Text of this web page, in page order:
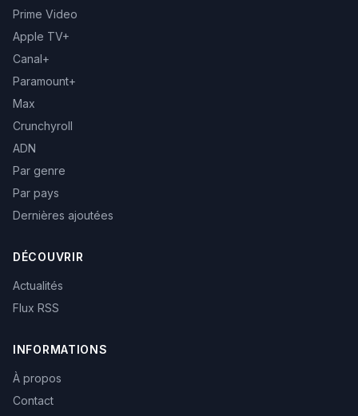
Prime Video
Apple TV+
Canal+
Paramount+
Max
Crunchyroll
ADN
Par genre
Par pays
Dernières ajoutées
DÉCOUVRIR
Actualités
Flux RSS
INFORMATIONS
À propos
Contact